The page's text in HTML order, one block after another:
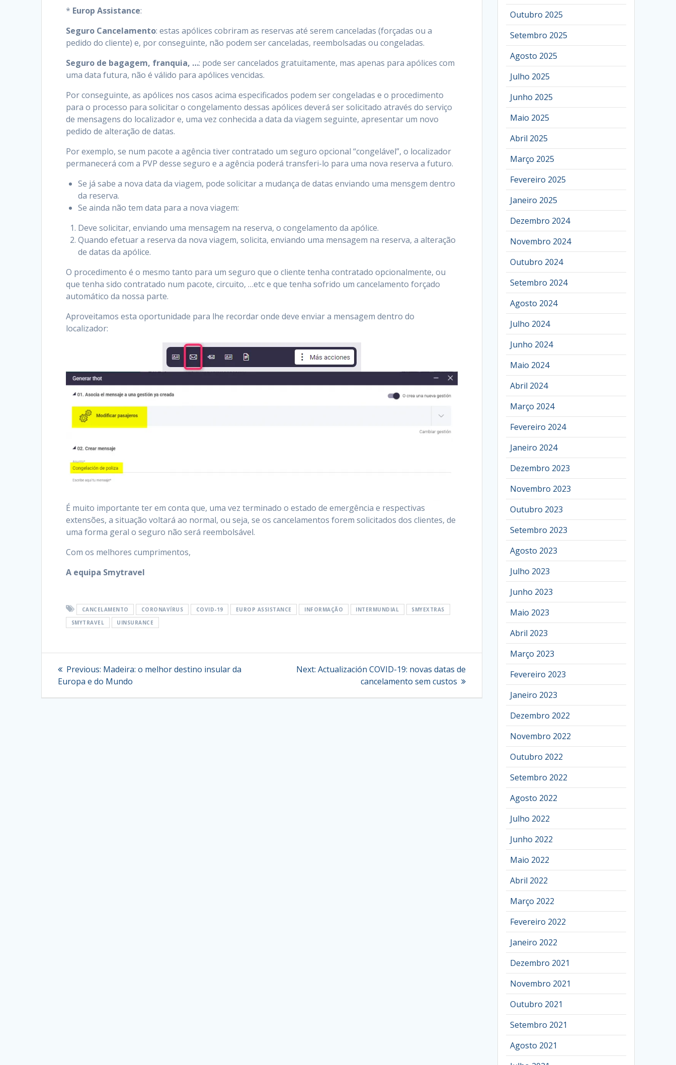
* Europ Assistance:
Seguro Cancelamento: estas apólices cobriram as reservas até serem canceladas (forçadas ou a
pedido do cliente) e, por conseguinte, não podem ser canceladas, reembolsadas ou congeladas.
Seguro de bagagem, franquia, …: pode ser cancelados gratuitamente, mas apenas para apólices com
uma data futura, não é válido para apólices vencidas.
Por conseguinte, as apólices nos casos acima especificados podem ser congeladas e o procedimento
para o processo para solicitar o congelamento dessas apólices deverá ser solicitado através do serviço
de mensagens do localizador e, uma vez conhecida a data da viagem seguinte, apresentar um novo
pedido de alteração de datas.
Por exemplo, se num pacote a agência tiver contratado um seguro opcional “congelável”, o localizador
permanecerá com a PVP desse seguro e a agência poderá transferi-lo para uma nova reserva a futuro.
Se já sabe a nova data da viagem, pode solicitar a mudança de datas enviando uma mensgem dentro
da reserva.
Se ainda não tem data para a nova viagem:
Deve solicitar, enviando uma mensagem na reserva, o congelamento da apólice.
Quando efetuar a reserva da nova viagem, solicita, enviando uma mensagem na reserva, a alteração
de datas da apólice.
O procedimento é o mesmo tanto para um seguro que o cliente tenha contratado opcionalmente, ou
que tenha sido contratado num pacote, circuito, …etc e que tenha sofrido um cancelamento forçado
automático da nossa parte.
Aproveitamos esta oportunidade para lhe recordar onde deve enviar a mensagem dentro do
localizador:
É muito importante ter em conta que, uma vez terminado o estado de emergência e respectivas
extensões, a situação voltará ao normal, ou seja, se os cancelamentos forem solicitados dos clientes, de
uma forma geral o seguro não será reembolsável.
Com os melhores cumprimentos,
A equipa Smytravel
CANCELAMENTO CORONAVÍRUS COVID-19 EUROP ASSISTANCE INFORMAÇÃO INTERMUNDIAL
SMYEXTRAS
SMYTRAVEL
UINSURANCE
Navegação
de
Previous: Previous
post:
Madeira: o melhor destino insular da
Europa e do Mundo
Next: Next
Actualización COVID-19: novas datas de
cancelamento sem custos
Outubro 2025
Setembro 2025
Agosto 2025
Julho 2025
Junho 2025
Maio 2025
Abril 2025
Março 2025
Fevereiro 2025
Janeiro 2025
Dezembro 2024
Novembro 2024
Outubro 2024
Setembro 2024
Agosto 2024
Julho 2024
Junho 2024
Maio 2024
Abril 2024
Março 2024
Fevereiro 2024
Janeiro 2024
Dezembro 2023
Novembro 2023
Outubro 2023
Setembro 2023
Agosto 2023
Julho 2023
Junho 2023
Maio 2023
Abril 2023
Março 2023
Fevereiro 2023
Janeiro 2023
Dezembro 2022
Novembro 2022
Outubro 2022
Setembro 2022
Agosto 2022
Julho 2022
Junho 2022
Maio 2022
Abril 2022
Março 2022
Fevereiro 2022
Janeiro 2022
Dezembro 2021
Novembro 2021
Outubro 2021
Setembro 2021
Agosto 2021